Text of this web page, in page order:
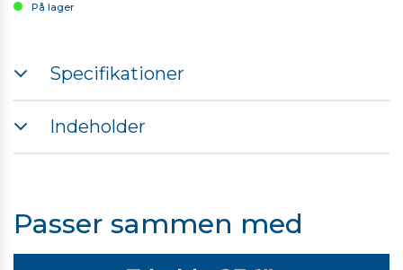
På lager
Specifikationer
Refleks
Indeholder
Passer sammen med